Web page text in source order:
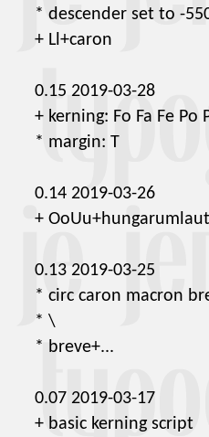
* descender set to -
+ Ll+caron
0.15 2019-03-28
+ kerning: Fo Fa Fe Po
* margin: T
0.14 2019-03-26
+
0.13 2019-03-25
* circ caron macron
* \
* breve+...
0.07 2019-03-17
+ basic kerning script